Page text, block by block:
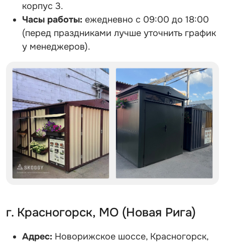
корпус 3.
Часы работы: ежедневно с 09:00 до 18:00
(перед праздниками лучше уточнить график
у менеджеров).
г. Красногорск, МО (Новая Рига)
Адрес: Новорижское шоссе, Красногорск,